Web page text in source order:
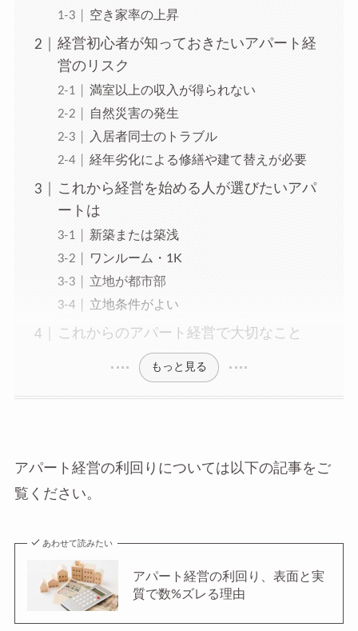
空き家率の上昇
経営初心者が知っておきたいアパート経
営のリスク
満室以上の収入が得られない
自然災害の発生
入居者同士のトラブル
経年劣化による修繕や建て替えが必要
これから経営を始める人が選びたいアパ
ートは
新築または築浅
ワンルーム・1K
立地が都市部
立地条件がよい
これからのアパート経営で大切なこと
もっと見る
アパート経営の利回りについては以下の記事をご
覧ください。
あわせて読みたい
アパート経営の利回り、表面と実
質で数%ズレる理由